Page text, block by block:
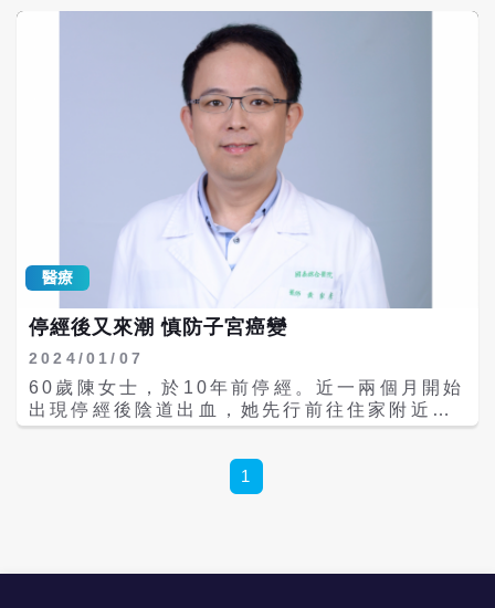
示，許多年輕女性在確診癌症時，不僅要面對
治療的壓力，也會對未來生育感到徬徨無助，
甚至來不及做準備。 為此，中榮建構生殖醫學
與婦癌治療團隊的無縫接軌機制，另考量癌症
發生率有逐漸年輕化趨勢，今年起攜手跨部科
陸續建置「綠色通道」，讓有生育保存需求的
癌症患者能快速完成諮詢、評估與取卵療程。
同時也與健康管理中心合作，推動AMH（抗穆
勒氏管荷爾蒙）檢測，提升民眾對卵巢功能與
生育保存的認知，協助更多患者預先保留生育
最佳例證，證明了生育保存對癌症病友的重要
性。目前在政府與醫療單位攜手努力下，生育
保存已不再遙不可及，也讓癌症患者面對未來
有更多選擇與支持，為未來多留一份可能。台
中市政府於2025年推出生育保存補助，針對癌
症患者提供供經費支持，凍卵最高補助5萬
元、凍精最高8千元，展現對生育力保存議題
的高度重視。 鐵皮屋變殺手 醫示警：熱傷害
不處理恐致命 婦人中風竟是心臟作怪 心房內
先放主動脈支架晚期仍有救 走路常跌倒？小心
醫師提醒，女性愛用的營養品如膠原蛋白、胎
盤素等，部分可能因含有雌激素或是會刺激雌
激素的成分，食用後易導致荷爾蒙過剩，進而
造成內膜病變，甚至增加罹癌風險。因此，在
補充營養品的同時，更需審慎留意成份來源。
邵芷萱醫師指出，由於缺乏類似子宮頸抹片的
普及篩檢方法，子宮內膜癌的診斷較為困難，
目前多使用「子宮內膜抽吸術」或是「子宮內
膜搔刮術」進行子宮內膜的採樣，並將檢體送
至病理化驗，再進一步評估。「子宮內膜抽吸
術」是可以於門診進行的簡單方式，在不用麻
醉的情形下，醫師會將一支細管從受檢者的陰
道進入，並經由子宮頸進入子宮內，抽取少量
子宮內膜組織；而「內膜搔刮術」則須於手術
室中進行，在受檢者全身麻醉或是局部麻醉的
狀態下，醫師會使用器具將子宮頸擴張至適當
寬度，再將刮匙伸入子宮內刮取內膜組織，相
較之下採集的範圍會較全面。臨床上會依據內
膜增生情況、病灶嚴重程度及病人臨床狀況如
體力等決定採樣方式。若經過病理檢驗確定為
治療、化療及標靶治療等方式移除病灶。該病
早期五年存活率可高達90%，晚期則大幅減半
其中92％為子宮內膜癌。子宮內膜癌好發於50
至59歲停經後婦女，近年有年輕化的趨勢，常
見症狀包含停經後出血、經期不規則、經血變
多等異常出血，和持續性陰道出血或紅色分泌
物，貧血、倦怠，下腹疼痛等症狀。惟目前國
際科學實證子宮內膜癌並無有效之篩檢工具，
更高居台灣婦女癌症死因第10位。 據悉，許
家蓓於今年5月確診子宮內膜癌，癌細胞擴散
至骨頭與其他臟器，她仍以樂觀態度接受療
程，在馬偕醫院積極接受治療。許家蓓原規劃
康復後投入抗癌公益活動，擔任志工等，希冀
能推動癌症防治，未料上周病情急轉直下，陷
入昏迷，撐過中秋節後，於今天（18日）凌晨
2時25分病逝。 許家蓓的父親許富男為民進黨
團創黨元老，她跟隨父親的腳步，在20歲時就
加入民進黨，現任北市議會民進黨團總召。許
家蓓病逝消息讓民進黨北市黨部主委張茂楠難
過不捨，直言北市第三選區痛失一名戰將。 許
家蓓2014年以21444票之第二高票當選北市
員，之後又在2018、2022年三度當選議員，
打破以往對政二代的印象，交出亮眼成績。 張
醫療
停經後又來潮 慎防子宮癌變
2024/01/07
60歲陳女士，於10年前停經。近一兩個月開始
出現停經後陰道出血，她先行前往住家附近的
婦產科診所進行檢查，醫師幫陳女士檢查超音
議陳女士前往大醫院就診。經國泰綜合醫院黃
家彥醫師幫陳女士進行子宮內膜切片，病理報
1